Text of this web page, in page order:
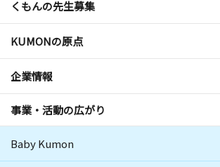
くもんの先生募集
KUMONの原点
企業情報
事業・活動の広がり
Baby Kumon